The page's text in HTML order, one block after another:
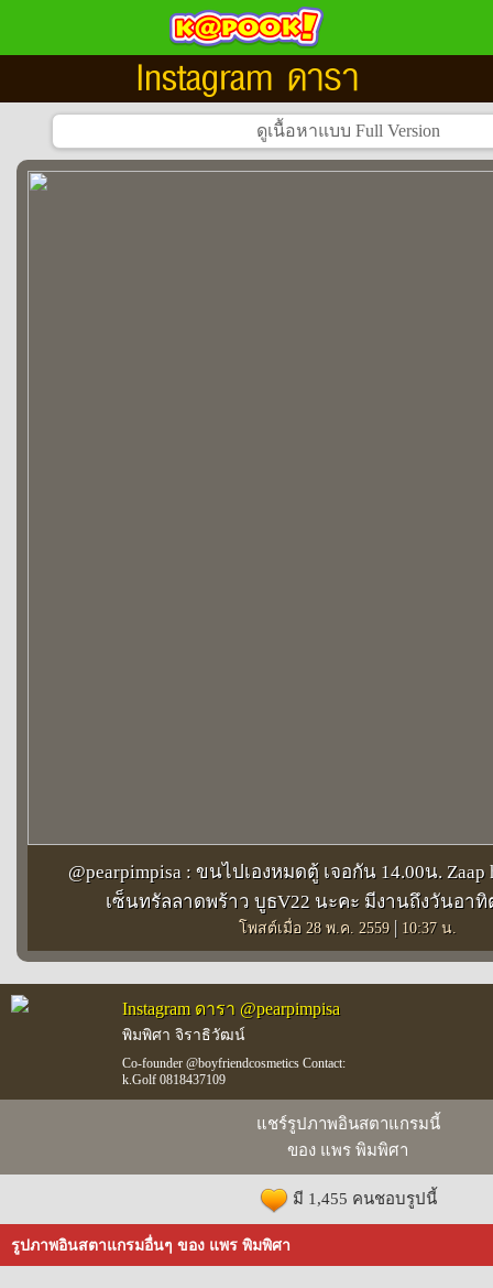
Instagram ดารา
@pearpimpisa : ขนไปเองหมดตู้ เจอกัน 14.00น. Zaap
เซ็นทรัลลาดพร้าว บูธV22 นะคะ มีงานถึงวันอา
โพสต์เมื่อ 28 พ.ค. 2559 | 10:37 น.
Instagram ดารา @pearpimpisa
พิมพิศา จิราธิวัฒน์
Co-founder @boyfriendcosmetics Contact:
k.Golf 0818437109
แชร์รูปภาพอินสตาแกรมนี้
ของ แพร พิมพิศา
มี 1,455 คนชอบรูปนี้
รูปภาพอินสตาแกรมอื่นๆ ของ แพร พิมพิศา